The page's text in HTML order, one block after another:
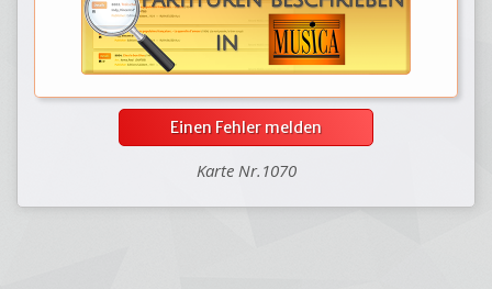
Einen Fehler melden
Karte Nr.1070